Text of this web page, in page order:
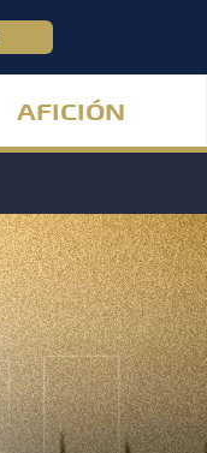
AFICIÓN